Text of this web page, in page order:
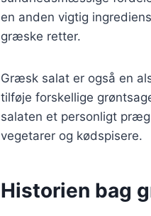
en anden vigtig
græske retter.
Græsk salat er også en
tilføje forskellige
salaten et personligt
vegetarer og kødspisere.
Historien bag